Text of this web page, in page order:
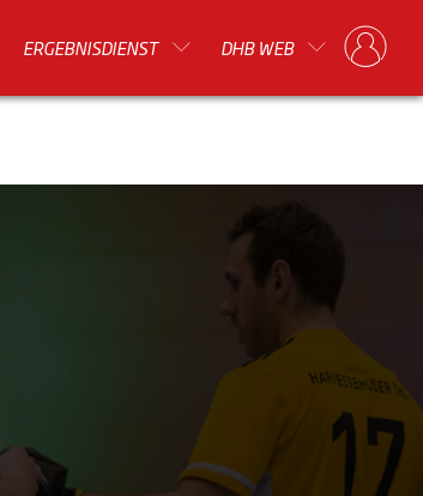
ERGEBNISDIENST DHB WEB